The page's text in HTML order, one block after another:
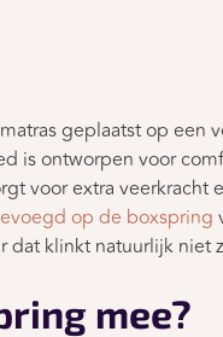
geplaatst op een
is ontworpen voor
voor extra
op de boxspring
klinkt natuurlijk niet
mee?